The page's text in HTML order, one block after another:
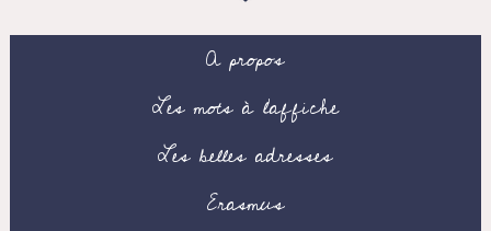
A propos
Les mots à l’affiche
Les belles adresses
Erasmus